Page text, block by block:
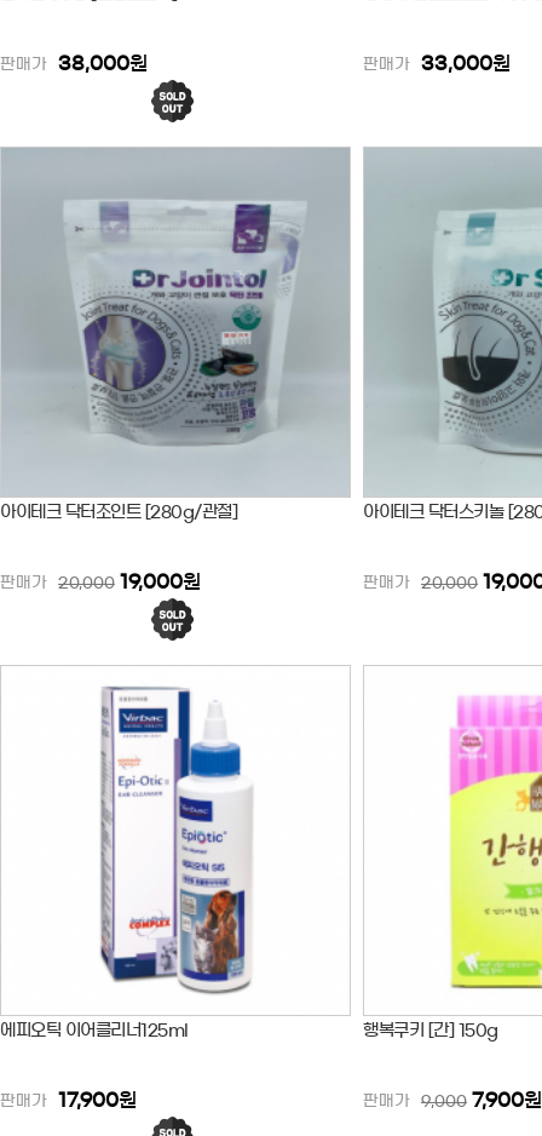
판매가 38,000원 판매가 33,000원
아이테크 닥터조인트 [280g/관절]
판매가 20,000 19,000원
아이테크 닥터스키놀
판매가 20,000
에피오틱 이어클리너125ml
판매가 17,900원
행복쿠키 [간] 150g
판매가 9,000 7,900원